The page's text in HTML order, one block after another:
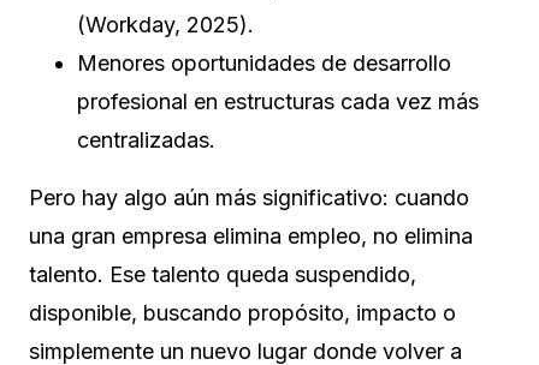
(Workday, 2025).
Menores oportunidades de desarrollo
profesional en estructuras cada vez más
centralizadas.
Pero hay algo aún más significativo: cuando
una gran empresa elimina empleo, no elimina
talento. Ese talento queda suspendido,
disponible, buscando propósito, impacto o
simplemente un nuevo lugar donde volver a